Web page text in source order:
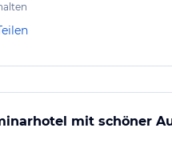
mit schöner